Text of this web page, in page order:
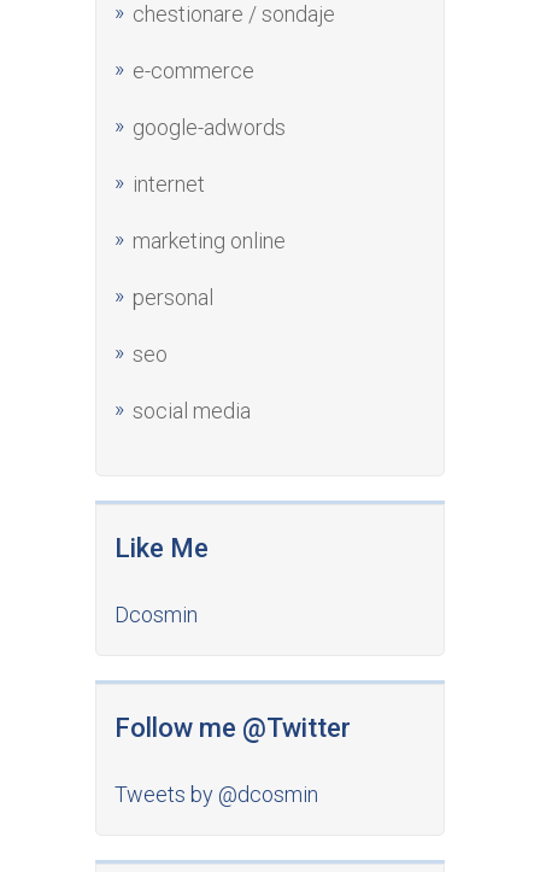
chestionare / sondaje
e-commerce
google-adwords
internet
marketing online
personal
seo
social media
Like Me
Dcosmin
Follow me @Twitter
Tweets by @dcosmin